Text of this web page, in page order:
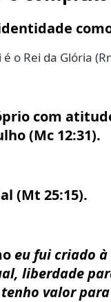
o Rei da Glória
com
(Mc 12:31).
(Mt 25:15).
eu fui criado à
liberdade
valor para